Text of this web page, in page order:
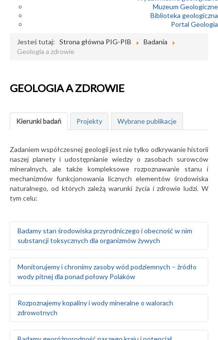
Muzeum Geologiczne
Biblioteka geologiczna
Portal Geologia
Jesteś tutaj: Strona główna PIG-PIB
Badania
Geologia a zdrowie
GEOLOGIA A ZDROWIE
Kierunki badań Projekty Wybrane publikacje
Zadaniem współczesnej geologii jest nie tylko odkrywanie historii
naszej planety i udostępnianie wiedzy o zasobach surowców
mineralnych, ale także kompleksowe rozpoznawanie stanu i
mechanizmów funkcjonowania licznych elementów środowiska
naturalnego, od których zależą warunki życia i zdrowie ludzi. W
tym celu:
Badamy stan środowiska przyrodniczego i obecność w nim
substancji toksycznych dla organizmów żywych
skażenie w wyniku działalności człowieka
Prowadzimy badania geochemiczne wód
powierzchniowych, gleb i gruntów oraz osadów
wodnych rzek i jezior
Monitorujemy środowisko gruntowo-wodne w rejonie
obiektów stwarzających zagrożenie dla środowiska
naturalnego, takich jak: zakłady przemysłowe, magazyny
paliw, lotniska, bazy transportowe, jednostki wojskowe
Monitorujemy i chronimy zasoby wód podziemnych – źródło
wody pitnej dla ponad połowy Polaków
podziemnych na obszarze całego kraju
Szacujemy stopień wykorzystania zasobów wód
podziemnych – określamy rezerwy i wyznaczamy obszary
deficytowe
Rozpoznajemy kopaliny i wody mineralne o walorach
zdrowotnych